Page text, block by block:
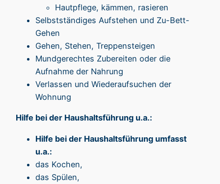
Hautpflege, kämmen, rasieren
Selbstständiges Aufstehen und Zu-Bett-
Gehen
Gehen, Stehen, Treppensteigen
Mundgerechtes Zubereiten oder die
Aufnahme der Nahrung
Verlassen und Wiederaufsuchen der
Wohnung
Hilfe bei der Haushaltsführung u.a.:
Hilfe bei der Haushaltsführung umfasst
u.a.:
das Kochen,
das Spülen,